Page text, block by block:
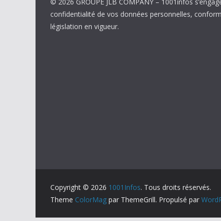
confidentialité de vos données personnelles,
législation en vigueur.
Copyright © 2026 1001Infos. Tous droits réservés.
Theme ColorMag par ThemeGrill. Propulsé par